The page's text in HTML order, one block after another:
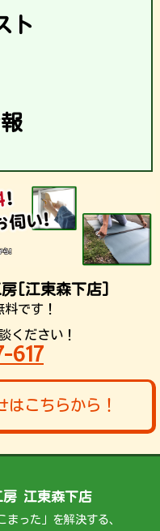
ト
[江東森下店]
です！
ください！
617
はこちらから！
房 江東森下店
った」を解決する、